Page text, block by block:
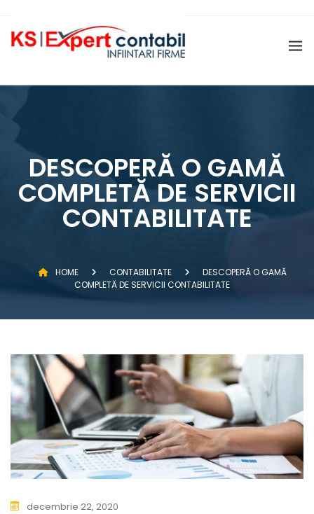
DESCOPERĂ O GAMĂ
COMPLETĂ DE SERVICII
CONTABILITATE
HOME CONTABILITATE
DESCOPERĂ O GAMĂ
COMPLETĂ DE SERVICII CONTABILITATE
decembrie 22, 2020
ÎNFIINȚARE PFA
DIZOLVARE ȘI LICHIDARE FIRMĂ
GĂZDUIRE SEDIU SOCIAL